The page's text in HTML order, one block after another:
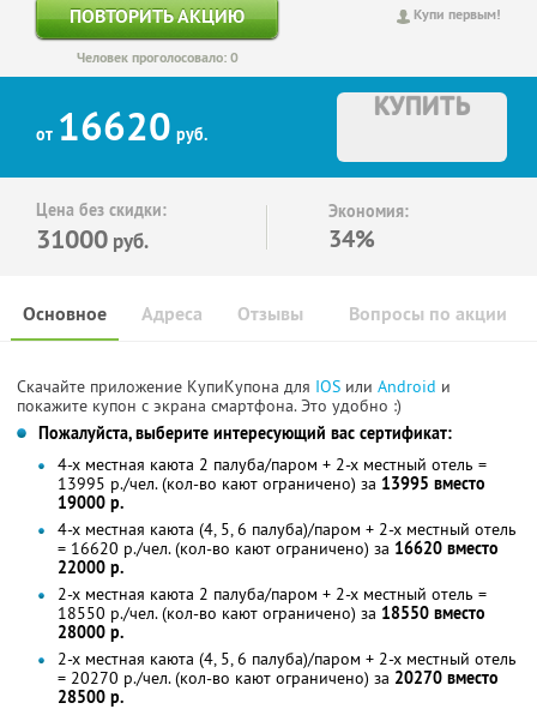
Купи первым!
ПОВТОРИТЬ АКЦИЮ
Человек проголосовало: 0
от 16620 руб.
КУПИТЬ
Цена без скидки:
31000 руб.
Экономия:
34%
Основное Отзывы Вопросы по акции
Адреса
Скачайте приложение КупиКупона для IOS или Android и
покажите купон с экрана смартфона. Это удобно :)
Пожалуйста, выберите интересующий вас сертификат:
4-х местная каюта 2 палуба/паром + 2-х местный отель =
13995 р./чел. (кол-во кают ограничено) за 13995 вместо
19000 р.
4-х местная каюта (4, 5, 6 палуба)/паром + 2-х местный отель
= 16620 р./чел. (кол-во кают ограничено) за 16620 вместо
22000 р.
2-х местная каюта 2 палуба/паром + 2-х местный отель =
18550 р./чел. (кол-во кают ограничено) за 18550 вместо
28000 р.
2-х местная каюта (4, 5, 6 палуба)/паром + 2-х местный отель
= 20270 р./чел. (кол-во кают ограничено) за 20270 вместо
28500 р.